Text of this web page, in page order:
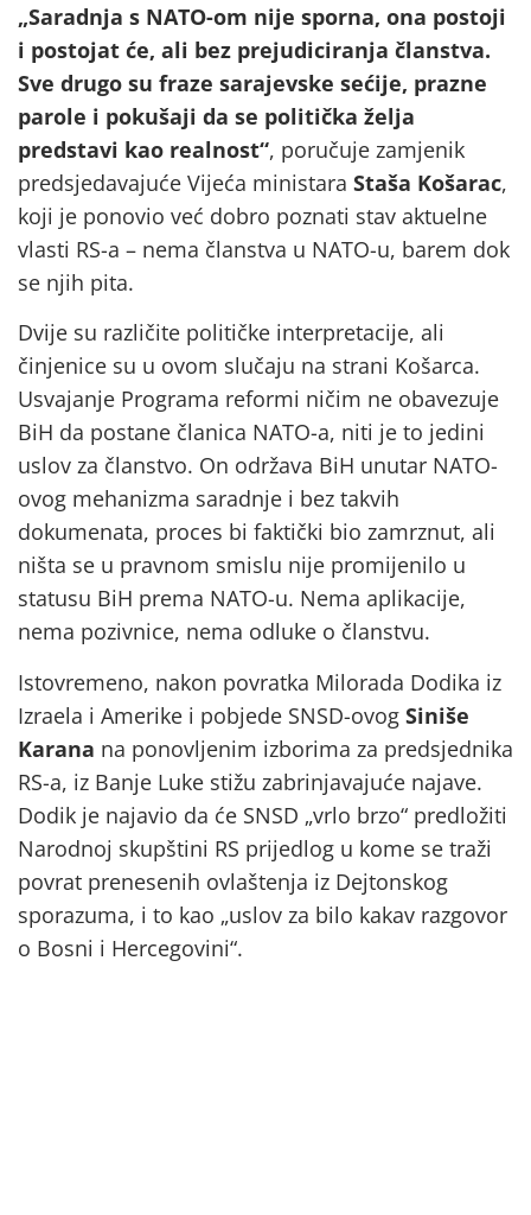
„Saradnja s NATO-om nije sporna, ona postoji
i postojat će, ali bez prejudiciranja članstva.
Sve drugo su fraze sarajevske sećije, prazne
parole i pokušaji da se politička želja
predstavi kao realnost“, poručuje zamjenik
predsjedavajuće Vijeća ministara Staša Košarac,
koji je ponovio već dobro poznati stav aktuelne
vlasti RS-a – nema članstva u NATO-u, barem dok
se njih pita.
Dvije su različite političke interpretacije, ali
činjenice su u ovom slučaju na strani Košarca.
Usvajanje Programa reformi ničim ne obavezuje
BiH da postane članica NATO-a, niti je to jedini
uslov za članstvo. On održava BiH unutar NATO-
ovog mehanizma saradnje i bez takvih
dokumenata, proces bi faktički bio zamrznut, ali
ništa se u pravnom smislu nije promijenilo u
statusu BiH prema NATO-u. Nema aplikacije,
nema pozivnice, nema odluke o članstvu.
Istovremeno, nakon povratka Milorada Dodika iz
Izraela i Amerike i pobjede SNSD-ovog Siniše
Karana na ponovljenim izborima za predsjednika
RS-a, iz Banje Luke stižu zabrinjavajuće najave.
Dodik je najavio da će SNSD „vrlo brzo“ predložiti
Narodnoj skupštini RS prijedlog u kome se traži
povrat prenesenih ovlaštenja iz Dejtonskog
sporazuma, i to kao „uslov za bilo kakav razgovor
o Bosni i Hercegovini“.